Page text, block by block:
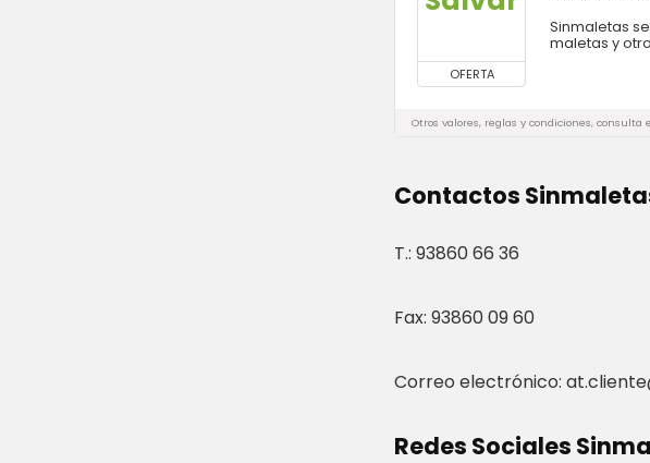
OFERTA
Sinmaletas
maletas y
Otros valores, reglas y condiciones,
Contactos
T.: 93860 66 36
Fax: 93860 09 60
Correo electrónico:
Redes Sociales